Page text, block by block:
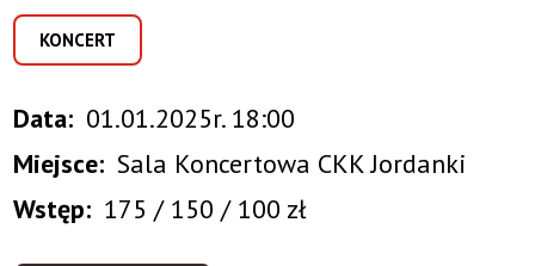
KONCERT
Data
01.01.2025r. 18:00
Miejsce Sala Koncertowa CKK Jordanki
Wstęp
175 / 150 / 100 zł